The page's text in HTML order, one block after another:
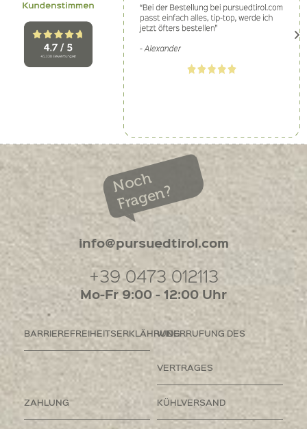
Noch
Fragen?
info@pursuedtirol.com
+39 0473 012113
Mo-Fr 9:00 - 12:00 Uhr
BARRIEREFREIHEITSERKLÄHRUNGWIDERRUFUNG DES
VERTRAGES
ZAHLUNG KÜHLVERSAND